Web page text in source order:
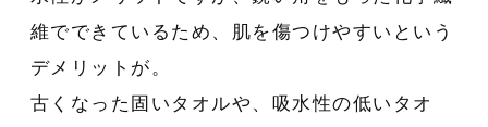
維でできているため、肌を傷つけやすいという
デメリットが。
古くなった固いタオルや、吸水性の低いタオ